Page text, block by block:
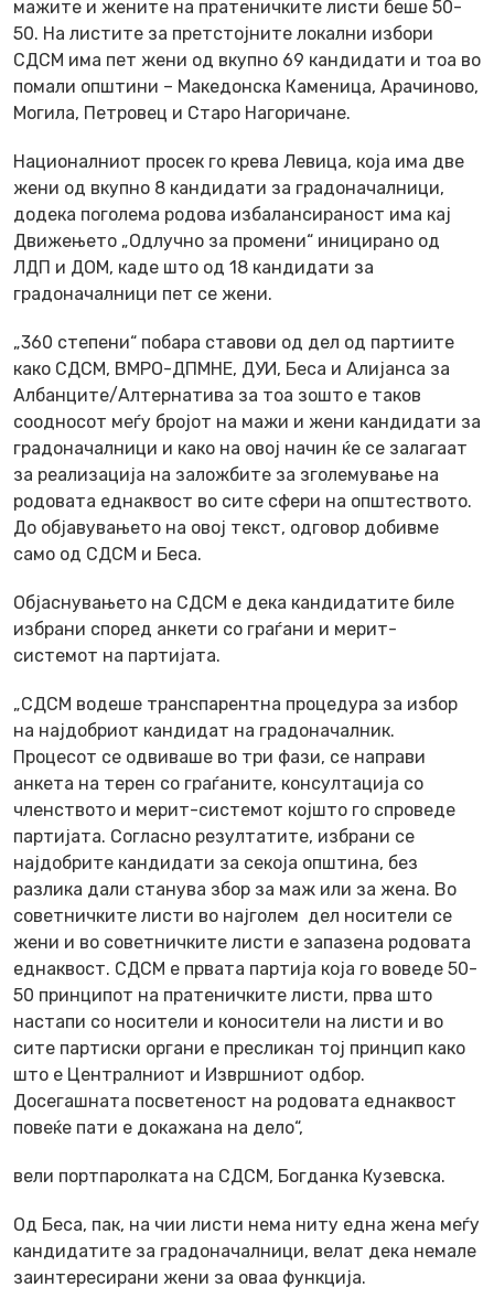
мажите и жените на пратеничките листи беше 50-
50. На листите за претстојните локални избори
СДСМ има пет жени од вкупно 69 кандидати и тоа во
помали општини – Македонска Каменица, Арачиново,
Могила, Петровец и Старо Нагоричане.
Националниот просек го крева Левица, која има две
жени од вкупно 8 кандидати за градоначалници,
додека поголема родова избалансираност има кај
Движењето „Одлучно за промени“ иницирано од
ЛДП и ДОМ, каде што од 18 кандидати за
градоначалници пет се жени.
„360 степени“ побара ставови од дел од партиите
како СДСМ, ВМРО-ДПМНЕ, ДУИ, Беса и Алијанса за
Албанците/Алтернатива за тоа зошто е таков
соодносот меѓу бројот на мажи и жени кандидати за
градоначалници и како на овој начин ќе се залагаат
за реализација на заложбите за зголемување на
родовата еднаквост во сите сфери на општеството.
До објавувањето на овој текст, одговор добивме
само од СДСМ и Беса.
Објаснувањето на СДСМ е дека кандидатите биле
избрани според анкети со граѓани и мерит-
системот на партијата.
„СДСМ водеше транспарентна процедура за избор
на најдобриот кандидат на градоначалник.
Процесот се одвиваше во три фази, се направи
анкета на терен со граѓаните, консултација со
членството и мерит-системот којшто го спроведе
партијата. Согласно резултатите, избрани се
најдобрите кандидати за секоја општина, без
разлика дали станува збор за маж или за жена. Во
советничките листи во најголем дел носители се
жени и во советничките листи е запазена родовата
еднаквост. СДСМ е првата партија која го воведе 50-
50 принципот на пратеничките листи, прва што
настапи со носители и коносители на листи и во
сите партиски органи е пресликан тој принцип како
што е Централниот и Извршниот одбор.
Досегашната посветеност на родовата еднаквост
повеќе пати е докажана на дело“,
вели портпаролката на СДСМ, Богданка Кузевска.
Од Беса, пак, на чии листи нема ниту една жена меѓу
кандидатите за градоначалници, велат дека немале
заинтересирани жени за оваа функција.